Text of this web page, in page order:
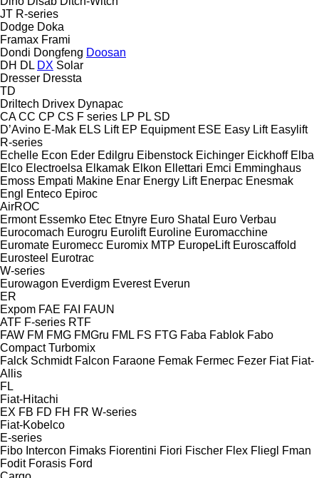
JT R-series
Dodge Doka
Framax Frami
Dondi Dongfeng Doosan
DH DL DX Solar
Dresser Dressta
TD
Driltech Drivex Dynapac
CA CC CP CS F series LP PL SD
D’Avino E-Mak ELS Lift EP Equipment ESE Easy Lift Easylift
R-series
Echelle Econ Eder Edilgru Eibenstock Eichinger Eickhoff Elba
Elco Electroelsa Elkamak Elkon Ellettari Emci Emminghaus
Emoss Empati Makine Enar Energy Lift Enerpac Enesmak
Engl
Enteco Epiroc
AirROC
Ermont Essemko Etec Etnyre Euro Shatal
Euro Verbau
Eurocomach Eurogru Eurolift Euroline Euromacchine
Euromate Euromecc Euromix MTP EuropeLift Euroscaffold
Eurosteel Eurotrac
W-series
Eurowagon Everdigm Everest Everun
ER
Expom FAE FAI FAUN
ATF F-series RTF
FAW FM FMG FMGru FML FS FTG Faba Fablok Fabo
Compact Turbomix
Falck Schmidt Falcon Faraone Femak Fermec Fezer Fiat Fiat-
Allis
FL
Fiat-Hitachi
EX FB FD FH FR W-series
Fiat-Kobelco
E-series
Fibo Intercon Fimaks Fiorentini Fiori Fischer Flex Fliegl
Fman
Fodit Forasis Ford